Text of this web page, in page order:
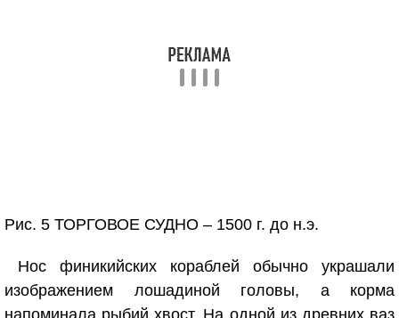
Рис. 5 ТОРГОВОЕ СУДНО – 1500 г. до н.э.
Нос финикийских кораблей обычно украшали
изображением лошадиной головы, а корма
напоминала рыбий хвост. На одной из древних ваз